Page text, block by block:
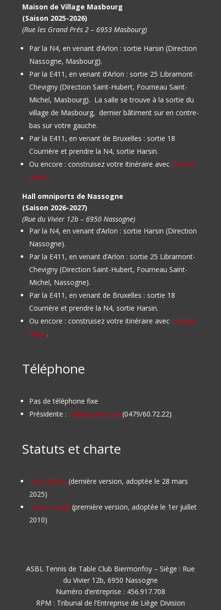
Maison de Village Masbourg
(Saison 2025-2026)
(Rue les Grand Prés 2 – 6953 Masbourg)
Par la N4, en venant d’Arlon : sortie Harsin (Direction
Nassogne, Masbourg).
Par la E411, en venant d’Arlon : sortie 25 Libramont-
Chevigny (Direction Saint-Hubert, Fourneau Saint-
Michel, Masbourg). La salle se trouve à la sortie du
village de Masbourg, dernier bâtiment sur en contre-
bas sur votre gauche.
Par la E411, en venant de Bruxelles : sortie 18
Courrière et prendre la N4, sortie Harsin.
Ou encore : construisez votre itinéraire avec Google
Maps
Hall omniports de Nassogne
(Saison 2026-2027)
(Rue du Vivier 12b – 6950 Nassogne)
Par la N4, en venant d’Arlon : sortie Harsin (Direction
Nassogne).
Par la E411, en venant d’Arlon : sortie 25 Libramont-
Chevigny (Direction Saint-Hubert, Fourneau Saint-
Michel, Nassogne).
Par la E411, en venant de Bruxelles : sortie 18
Courrière et prendre la N4, sortie Harsin.
Ou encore : construisez votre itinéraire avec Google
Maps.
Téléphone
Pas de téléphone fixe
Présidente : Valérie Dedriche (0479/60.72.22)
Statuts et charte
Nos statuts (dernière version, adoptée le 28 mars
2025)
Notre charte (première version, adoptée le 1er juillet
2010)
ASBL Tennis de Table Club Biermonfoy – Siège : Rue
du Vivier 12b, 6950 Nassogne
Numéro d’entreprise : 456.917.708
RPM : Tribunal de l’Entreprise de Liège Division